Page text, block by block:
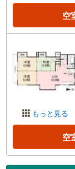
空
もっと見る
空